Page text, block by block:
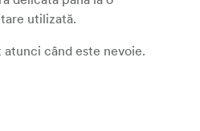
utilizată.
când este nevoie.